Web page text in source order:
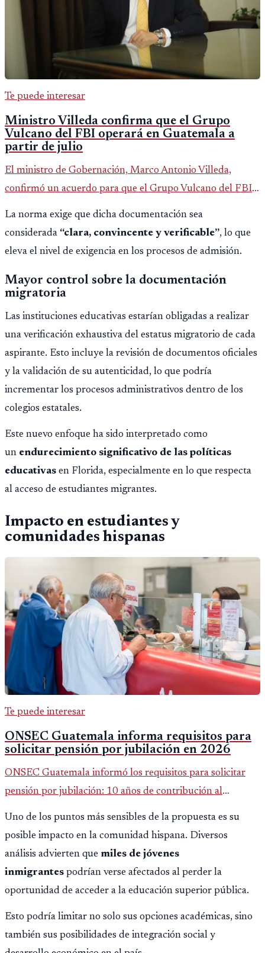
Te puede interesar
Ministro Villeda confirma que el Grupo
Vulcano del FBI operará en Guatemala a
partir de julio
El ministro de Gobernación, Marco Antonio Villeda,
confirmó un acuerdo para que el Grupo Vulcano del FBI
opere en Guatemala a partir de julio, tras un intento
fallido con la administración anterior del Ministerio
Público.
La norma exige que dicha documentación sea
considerada “clara, convincente y verificable”, lo que
eleva el nivel de exigencia en los procesos de admisión.
Mayor control sobre la documentación
migratoria
Las instituciones educativas estarían obligadas a realizar
una verificación exhaustiva del estatus migratorio de cada
aspirante. Esto incluye la revisión de documentos oficiales
y la validación de su autenticidad, lo que podría
incrementar los procesos administrativos dentro de los
colegios estatales.
Este nuevo enfoque ha sido interpretado como
un endurecimiento significativo de las políticas
educativas en Florida, especialmente en lo que respecta
al acceso de estudiantes migrantes.
Impacto en estudiantes y
comunidades hispanas
Te puede interesar
ONSEC Guatemala informa requisitos para
solicitar pensión por jubilación en 2026
ONSEC Guatemala informó los requisitos para solicitar
pensión por jubilación: 10 años de contribución al
Montepío y 50 años de edad, o 20 años de servicio sin
importar edad.
Uno de los puntos más sensibles de la propuesta es su
posible impacto en la comunidad hispana. Diversos
análisis advierten que miles de jóvenes
inmigrantes podrían verse afectados al perder la
oportunidad de acceder a la educación superior pública.
Esto podría limitar no solo sus opciones académicas, sino
también sus posibilidades de integración social y